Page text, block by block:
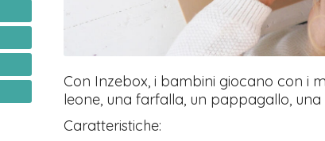
Con Inzebox, i bambini giocano con i
leone, una farfalla, un pappagallo,
Caratteristiche: